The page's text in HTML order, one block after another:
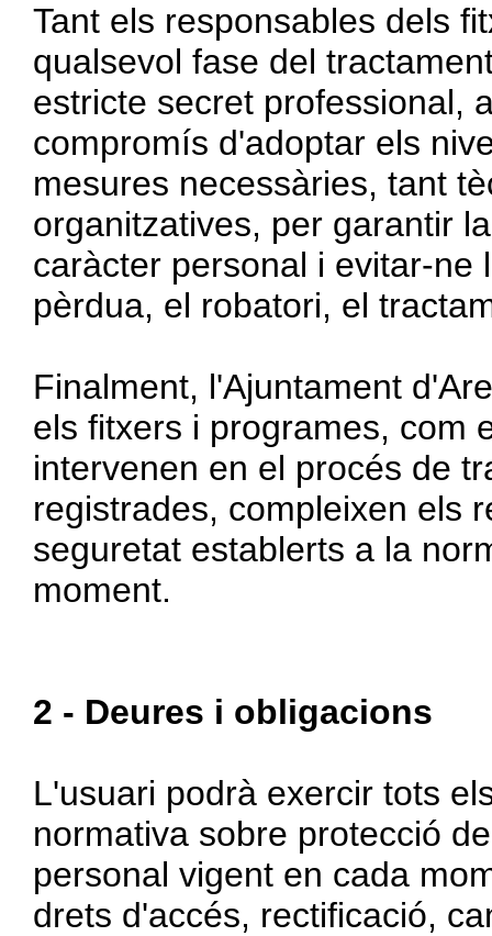
Tant els responsables dels
qualsevol fase del
estricte secret professional,
compromís d'adoptar els
mesures necessàries, tant
organitzatives, per garantir
caràcter personal i evitar-ne
pèrdua, el robatori, el
Finalment, l'Ajuntament
els fitxers i programes, com
intervenen en el procés de
registrades, compleixen els
seguretat establerts a la
moment.
2 - Deures i obligacions
L'usuari podrà exercir tots
normativa sobre protecció
personal vigent en cada
drets d'accés, rectificació,